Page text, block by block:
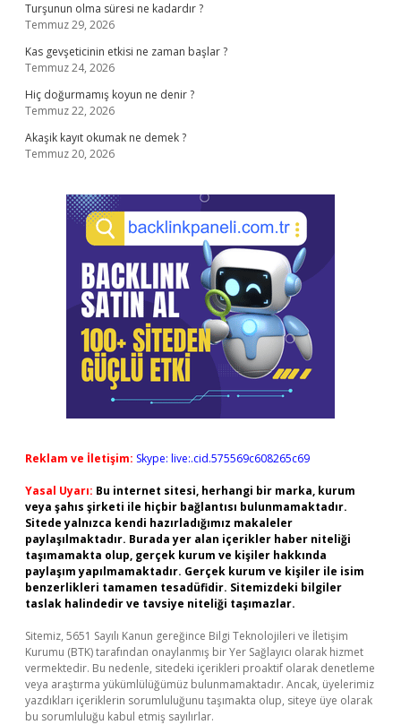
Turşunun olma süresi ne kadardır ?
Temmuz 29, 2026
Kas gevşeticinin etkisi ne zaman başlar ?
Temmuz 24, 2026
Hiç doğurmamış koyun ne denir ?
Temmuz 22, 2026
Akaşik kayıt okumak ne demek ?
Temmuz 20, 2026
Reklam ve İletişim: Skype: live:.cid.575569c608265c69
Yasal Uyarı: Bu internet sitesi, herhangi bir marka, kurum
veya şahıs şirketi ile hiçbir bağlantısı bulunmamaktadır.
Sitede yalnızca kendi hazırladığımız makaleler
paylaşılmaktadır. Burada yer alan içerikler haber niteliği
taşımamakta olup, gerçek kurum ve kişiler hakkında
paylaşım yapılmamaktadır. Gerçek kurum ve kişiler ile isim
benzerlikleri tamamen tesadüfidir. Sitemizdeki bilgiler
taslak halindedir ve tavsiye niteliği taşımazlar.
Sitemiz, 5651 Sayılı Kanun gereğince Bilgi Teknolojileri ve İletişim
Kurumu (BTK) tarafından onaylanmış bir Yer Sağlayıcı olarak hizmet
vermektedir. Bu nedenle, sitedeki içerikleri proaktif olarak denetleme
veya araştırma yükümlülüğümüz bulunmamaktadır. Ancak, üyelerimiz
yazdıkları içeriklerin sorumluluğunu taşımakta olup, siteye üye olarak
bu sorumluluğu kabul etmiş sayılırlar.